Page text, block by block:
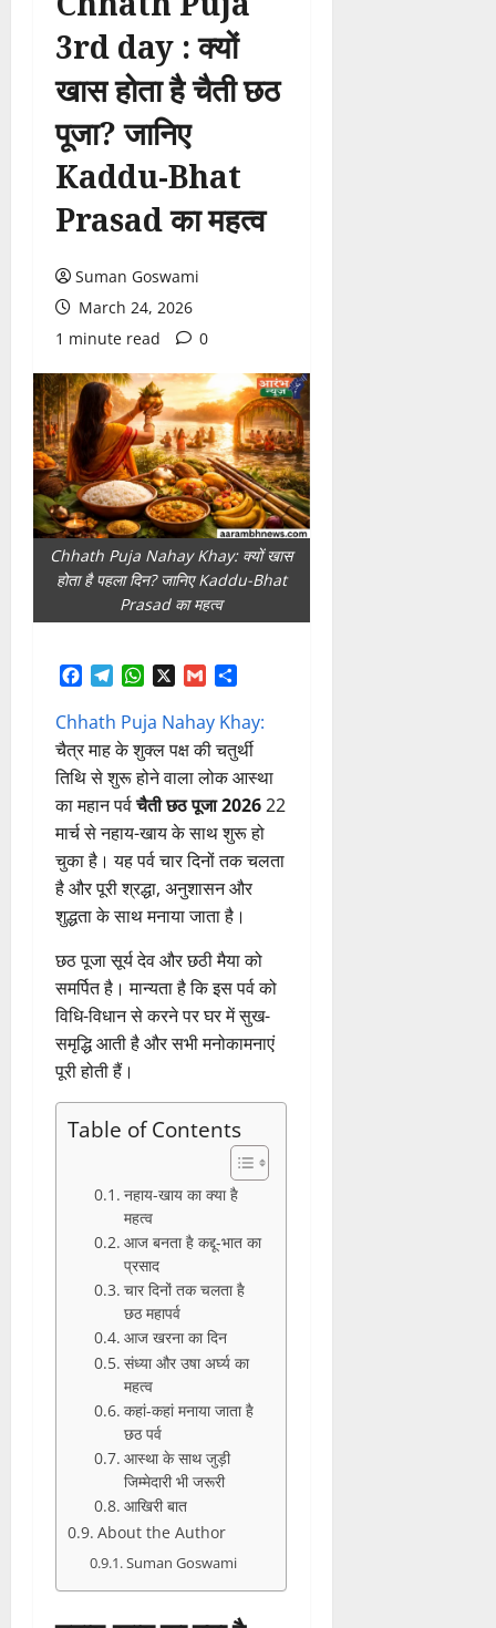
3rd day : क्यों
खास होता है चैती छठ
पूजा? जानिए
Kaddu-Bhat
Prasad का महत्व
Suman Goswami
March 24, 2026
1 minute read
0
Chhath Puja Nahay Khay: क्यों खास
होता है पहला दिन? जानिए Kaddu-Bhat
Prasad का महत्व
Facebook
TelegramWhatsAppGmail
Chhath Puja Nahay Khay:
चैत्र माह के शुक्ल पक्ष की चतुर्थी
तिथि से शुरू होने वाला लोक आस्था
का महान पर्वचैती छठ पूजा 202622
मार्च से नहाय-खाय के साथ शुरू हो
चुका है। यह पर्व चार दिनों तक चलता
है और पूरी श्रद्धा, अनुशासन और
शुद्धता के साथ मनाया जाता है।
छठ पूजा सूर्य देव और छठी मैया को
समर्पित है। मान्यता है कि इस पर्व को
विधि-विधान से करने पर घर में सुख-
समृद्धि आती है और सभी मनोकामनाएं
पूरी होती हैं।
Table of Contents
नहाय-खाय का क्या है
महत्व
आज बनता है कद्दू-भात का
प्रसाद
चार दिनों तक चलता है
छठ महापर्व
आज खरना का दिन
संध्या और उषा अर्घ्य का
महत्व
कहां-कहां मनाया जाता है
छठ पर्व
आस्था के साथ जुड़ी
जिम्मेदारी भी जरूरी
आखिरी बात
About the Author
Suman Goswami